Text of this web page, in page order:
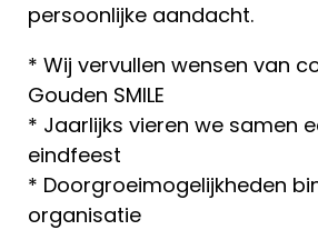
persoonlijke aandacht.
* Wij vervullen wensen van
Gouden SMILE
* Jaarlijks vieren we samen
eindfeest
* Doorgroeimogelijkheden
organisatie